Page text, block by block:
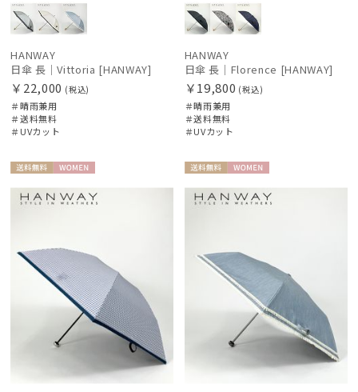
HANWAY
日傘 長｜Vittoria [HANWAY]
￥22,000 (税込)
＃晴雨兼用
＃送料無料
＃UVカット
HANWAY
日傘 長｜Florence [HANWAY]
￥19,800 (税込)
＃晴雨兼用
＃送料無料
＃UVカット
料
N
料
N